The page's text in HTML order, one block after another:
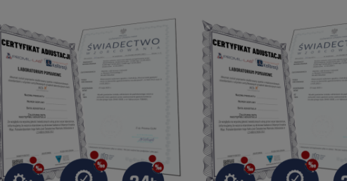
DO KOSZYKA DO KOSZYKA